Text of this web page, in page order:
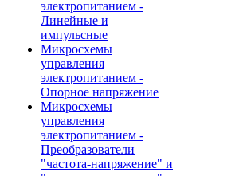
электропитанием -
Линейные и
импульсные
Микросхемы
управления
электропитанием -
Опорное напряжение
Микросхемы
управления
электропитанием -
Преобразователи
"частота-напряжение" и